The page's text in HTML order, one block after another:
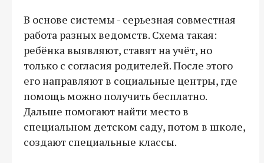
В основе системы - серьезная совместная
работа разных ведомств. Схема такая:
ребёнка выявляют, ставят на учёт, но
только с согласия родителей. После этого
его направляют в социальные центры, где
помощь можно получить бесплатно.
Дальше помогают найти место в
специальном детском саду, потом в школе,
создают специальные классы.